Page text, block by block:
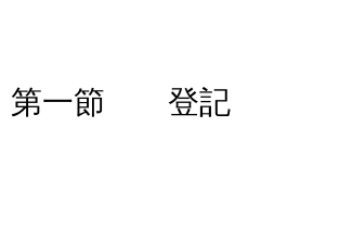
第一節 登記